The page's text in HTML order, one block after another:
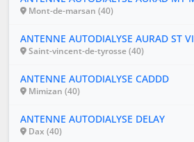
Mont-de-marsan (40)
ANTENNE AUTODIALYSE AURAD ST
Saint-vincent-de-tyrosse (40)
ANTENNE AUTODIALYSE CADDD
Mimizan (40)
ANTENNE AUTODIALYSE DELAY
Dax (40)